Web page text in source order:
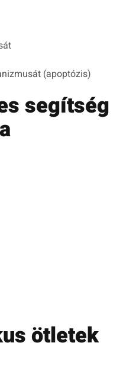
(apoptózis)
segítség
ötletek